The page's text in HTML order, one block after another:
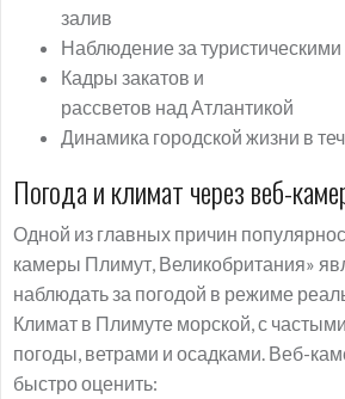
залив
Наблюдение за
Кадры закатов и
рассветов над Атлантикой
Динамика городской жизни в
Погода и климат через веб-
Одной из главных причин
камеры Плимут, Великобритания»
наблюдать за погодой в режиме
Климат в Плимуте морской, с
погоды, ветрами и осадками. Веб-
быстро оценить: